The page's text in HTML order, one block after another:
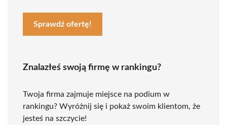
Sprawdź ofertę!
Znalazłeś swoją firmę w rankingu?
Twoja firma zajmuje miejsce na podium w
rankingu? Wyróżnij się i pokaż swoim klientom, że
jesteś na szczycie!